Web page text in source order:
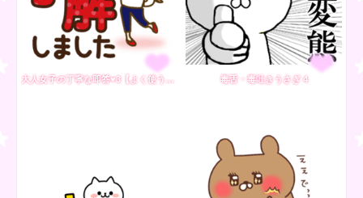
大人女子の丁寧な即答♥3【よく使う言葉】 毒舌・毒吐きうさぎ 4